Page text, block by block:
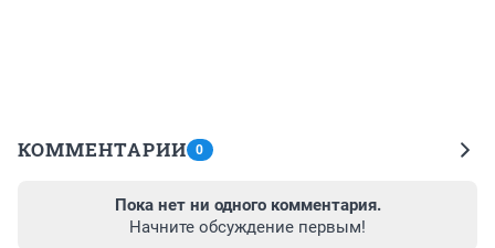
КОММЕНТАРИИ 0
Пока нет ни одного комментария.
Начните обсуждение первым!